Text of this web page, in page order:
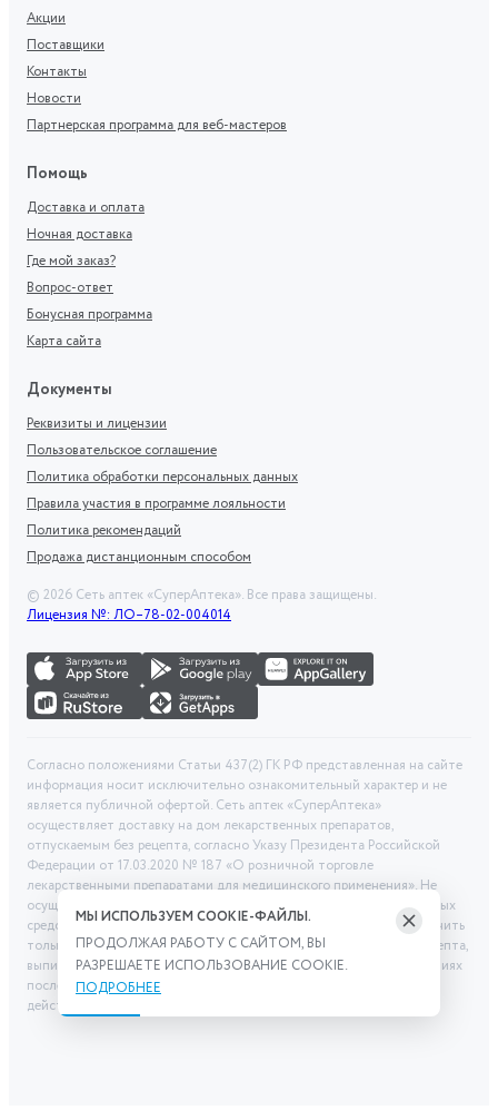
Акции
Поставщики
Контакты
Новости
Партнерская программа для веб-мастеров
Помощь
Доставка и оплата
Ночная доставка
Где мой заказ?
Вопрос-ответ
Бонусная программа
Карта сайта
Документы
Реквизиты и лицензии
Пользовательское соглашение
Политика обработки персональных данных
Правила участия в программе лояльности
Политика рекомендаций
Продажа дистанционным способом
© 2026 Сеть аптек «СуперАптека». Все права защищены.
Лицензия №: ЛО–78-02-004014
Согласно положениями Статьи 437(2) ГК РФ представленная на сайте
информация носит исключительно ознакомительный характер и не
является публичной офертой. Сеть аптек «СуперАптека»
осуществляет доставку на дом лекарственных препаратов,
отпускаемым без рецепта, согласно Указу Президента Российской
Федерации от 17.03.2020 № 187 «О розничной торговле
лекарственными препаратами для медицинского применения». Не
осуществляем дистанционную продажу рецептурных лекарственных
средств и БАД. Рецептурные лекарственные средства можно получить
только при помощи самовывоза в аптеке при предоставлении рецепта,
выписанного врачом. Бронирование товара выполняется при условиях
последующего выкупа заказа в выбранном аптечном пункте. Цена
действительна только при заказе через сайт.
МЫ ИСПОЛЬЗУЕМ COOKIE-ФАЙЛЫ.
ПРОДОЛЖАЯ РАБОТУ С САЙТОМ, ВЫ
РАЗРЕШАЕТЕ ИСПОЛЬЗОВАНИЕ COOKIE.
ПОДРОБНЕЕ